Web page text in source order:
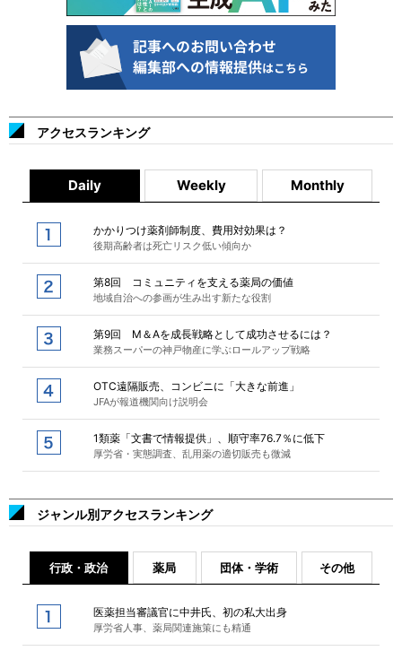
アクセスランキング
Daily Weekly Monthly
かかりつけ薬剤師制度、費用対効果は？
後期高齢者は死亡リスク低い傾向か
第8回 コミュニティを支える薬局の価値
地域自治への参画が生み出す新たな役割
第9回 M＆Aを成長戦略として成功させるには？
業務スーパーの神戸物産に学ぶロールアップ戦略
OTC遠隔販売、コンビニに「大きな前進」
JFAが報道機関向け説明会
1類薬「文書で情報提供」、順守率76.7％に低下
厚労省・実態調査、乱用薬の適切販売も微減
ジャンル別アクセスランキング
行政・政治 薬局 団体・学術 その他
医薬担当審議官に中井氏、初の私大出身
厚労省人事、薬局関連施策にも精通